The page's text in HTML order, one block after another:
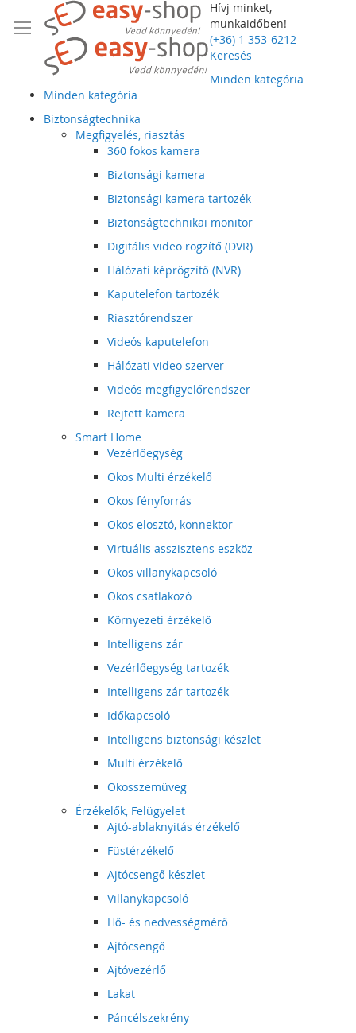
Hívj minket,
munkaidőben!
(+36) 1 353-6212
Keresés
Minden kategória
Minden kategória
Biztonságtechnika
Megfigyelés, riasztás
360 fokos kamera
Biztonsági kamera
Biztonsági kamera tartozék
Biztonságtechnikai monitor
Digitális video rögzítő (DVR)
Hálózati képrögzítő (NVR)
Kaputelefon tartozék
Riasztórendszer
Videós kaputelefon
Hálózati video szerver
Videós megfigyelőrendszer
Rejtett kamera
Smart Home
Vezérlőegység
Okos Multi érzékelő
Okos fényforrás
Okos elosztó, konnektor
Virtuális asszisztens eszköz
Okos villanykapcsoló
Okos csatlakozó
Környezeti érzékelő
Intelligens zár
Vezérlőegység tartozék
Intelligens zár tartozék
Időkapcsoló
Intelligens biztonsági készlet
Multi érzékelő
Okosszemüveg
Érzékelők, Felügyelet
Ajtó-ablaknyitás érzékelő
Füstérzékelő
Ajtócsengő készlet
Villanykapcsoló
Hő- és nedvességmérő
Ajtócsengő
Ajtóvezérlő
Lakat
Páncélszekrény